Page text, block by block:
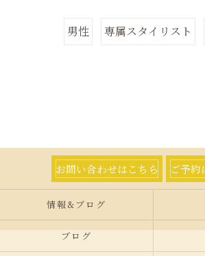
男性 専属スタイリスト
お問い合わせはこちら ご予約
情報&ブログ
ブログ